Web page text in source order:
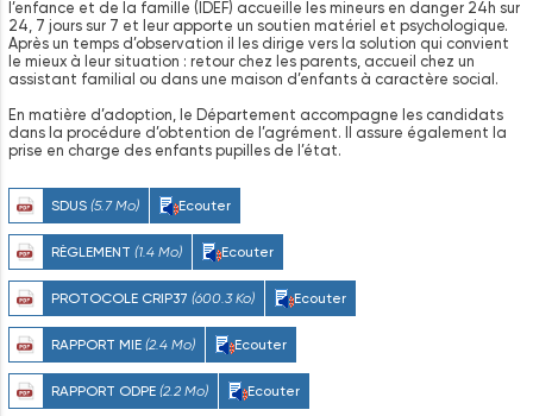
l’enfance et de la famille (IDEF) accueille les mineurs en danger 24h sur
24, 7 jours sur 7 et leur apporte un soutien matériel et psychologique.
Après un temps d’observation il les dirige vers la solution qui convient
le mieux à leur situation : retour chez les parents, accueil chez un
assistant familial ou dans une maison d’enfants à caractère social.
En matière d’adoption, le Département accompagne les candidats
dans la procédure d’obtention de l’agrément. Il assure également la
prise en charge des enfants pupilles de l’état.
SDUS (5.7 Mo) Ecouter
RÈGLEMENT (1.4 Mo) Ecouter
PROTOCOLE CRIP37 (600.3 Ko) Ecouter
RAPPORT MIE (2.4 Mo) Ecouter
RAPPORT ODPE (2.2 Mo) Ecouter